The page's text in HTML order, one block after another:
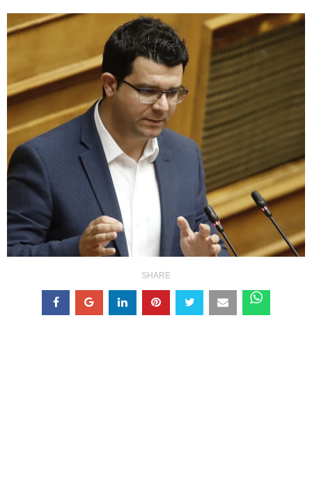
SHARE